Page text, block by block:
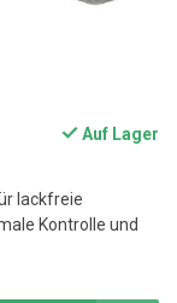
Auf Lager
lackfreie
Kontrolle und